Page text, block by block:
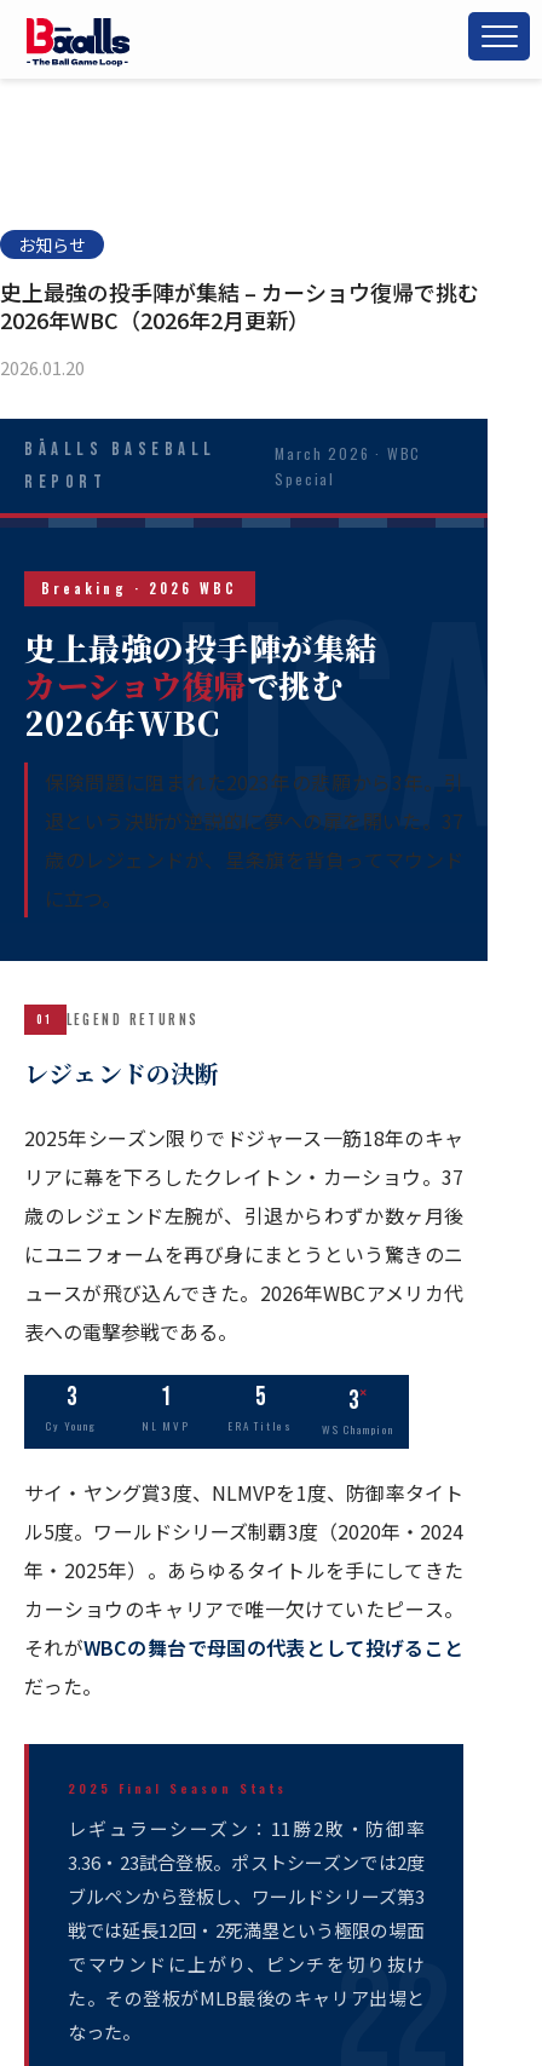
お知らせ
史上最強の投手陣が集結 – カーショウ復帰で挑む
2026年WBC（2026年2月更新）
2026.01.20
Bāalls Baseball
Report
March 2026 · WBC
Special
Breaking · 2026 WBC
史上最強の投手陣が集結
カーショウ復帰で挑む
2026年WBC
保険問題に阻まれた2023年の悲願から3年。引
退という決断が逆説的に夢への扉を開いた。37
歳のレジェンドが、星条旗を背負ってマウンド
に立つ。
01 LEGEND RETURNS
レジェンドの決断
2025年シーズン限りでドジャース一筋18年のキャ
リアに幕を下ろしたクレイトン・カーショウ。37
歳のレジェンド左腕が、引退からわずか数ヶ月後
にユニフォームを再び身にまとうという驚きのニ
ュースが飛び込んできた。2026年WBCアメリカ代
表への電撃参戦である。
3
Cy Young
1
NL MVP
5
ERA Titles
3×
WS Champion
サイ・ヤング賞3度、NLMVPを1度、防御率タイト
ル5度。ワールドシリーズ制覇3度（2020年・2024
年・2025年）。あらゆるタイトルを手にしてきた
カーショウのキャリアで唯一欠けていたピース。
それがWBCの舞台で母国の代表として投げること
だった。
2025 Final Season Stats
レギュラーシーズン：11勝2敗・防御率
3.36・23試合登板。ポストシーズンでは2度
ブルペンから登板し、ワールドシリーズ第3
戦では延長12回・2死満塁という極限の場面
でマウンドに上がり、ピンチを切り抜け
た。その登板がMLB最後のキャリア出場と
なった。